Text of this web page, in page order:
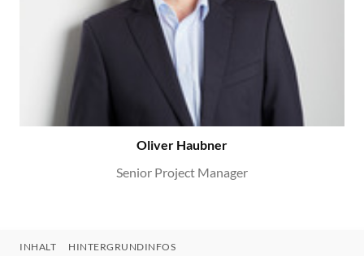
Oliver Haubner
Senior Project Manager
INHALT HINTERGRUNDINFOS